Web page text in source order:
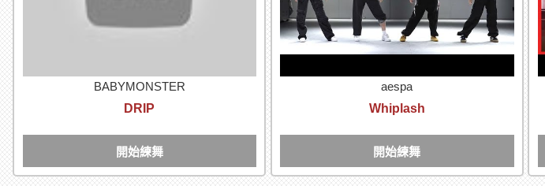
BABYMONSTER
DRIP
開始練舞
aespa
Whiplash
開始練舞